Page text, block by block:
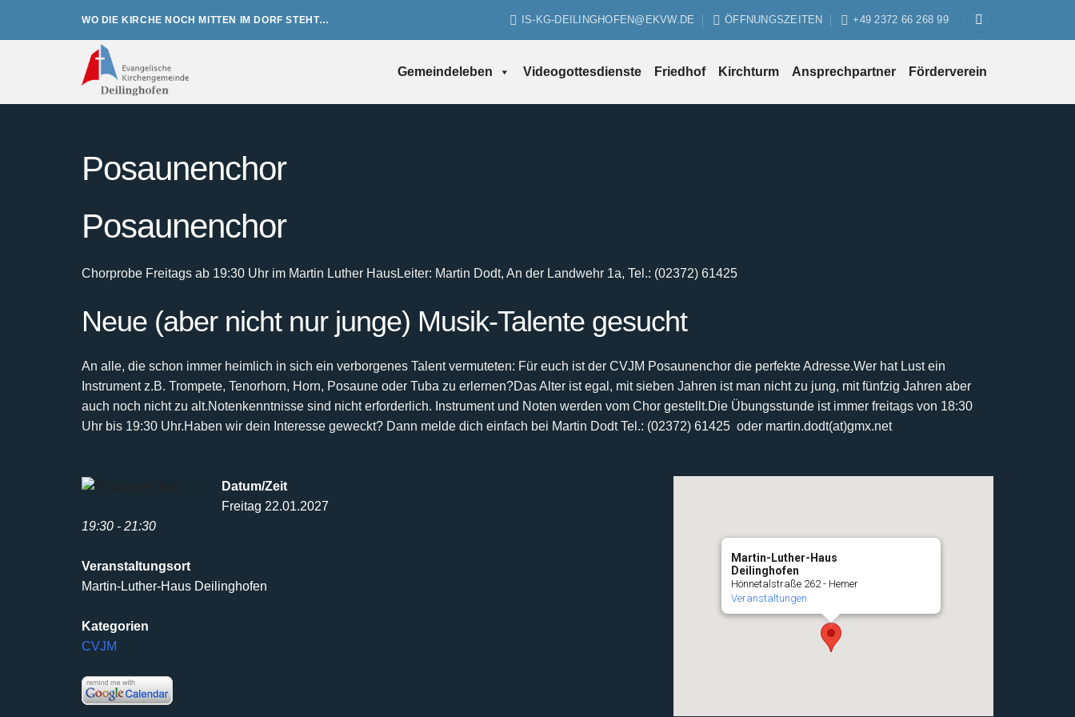
WO DIE KIRCHE NOCH MITTEN IM DORF STEHT… IS-KG-DEILINGHOFEN@EKVW.DE ÖFFNUNGSZEITEN +49 2372 66 268 99
Gemeindeleben Videogottesdienste Friedhof Kirchturm Ansprechpartner Förderverein
Posaunenchor
Posaunenchor
Chorprobe Freitags ab 19:30 Uhr im Martin Luther HausLeiter: Martin Dodt, An der Landwehr 1a, Tel.: (02372) 61425
Neue (aber nicht nur junge) Musik-Talente gesucht
An alle, die schon immer heimlich in sich ein verborgenes Talent vermuteten: Für euch ist der CVJM Posaunenchor die perfekte Adresse.Wer hat Lust ein
Instrument z.B. Trompete, Tenorhorn, Horn, Posaune oder Tuba zu erlernen?Das Alter ist egal, mit sieben Jahren ist man nicht zu jung, mit fünfzig Jahren aber
auch noch nichtzu alt.Notenkenntnisse sind nicht erforderlich. Instrument und Noten werden vom Chor gestellt.Die Übungsstunde ist immer freitags von 18:30
Uhr bis 19:30 Uhr.Haben wir dein Interesse geweckt? Dann melde dich einfach bei Martin Dodt Tel.: (02372) 61425 oder martin.dodt(at)gmx.net
Martin-Luther-Haus
Deilinghofen
Hönnetalstraße 262 - Hemer
Veranstaltungen
Datum/Zeit
Freitag 22.01.2027
19:30 - 21:30
Veranstaltungsort
Martin-Luther-Haus Deilinghofen
Kategorien
CVJM